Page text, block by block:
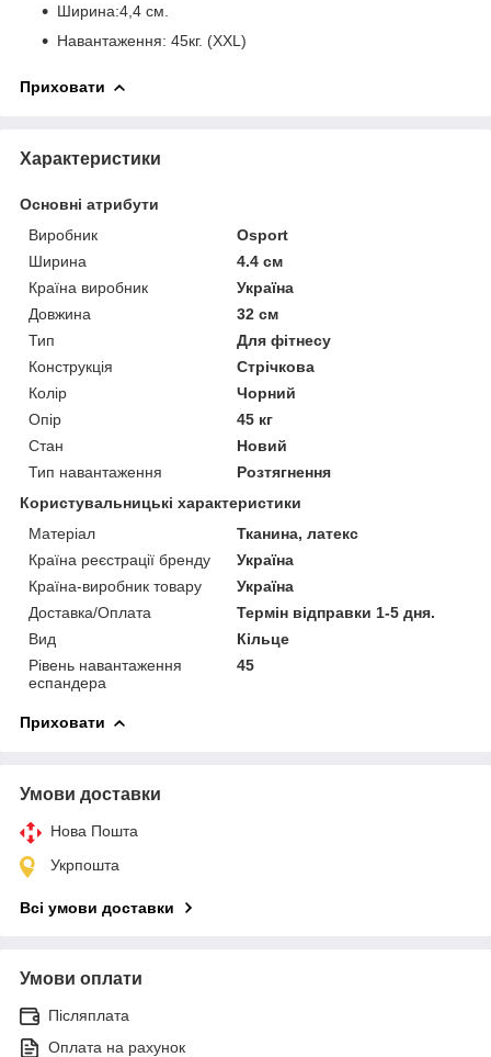
Ширина:4,4 см.
Навантаження: 45кг. (XXL)
Приховати
Характеристики
Основні атрибути
Виробник
Osport
Ширина
4.4 см
Країна виробник
Україна
Довжина
32 см
Тип
Для фітнесу
Конструкція
Стрічкова
Колір
Чорний
Опір
45 кг
Стан
Новий
Тип навантаження
Розтягнення
Користувальницькі характеристики
Матеріал
Тканина, латекс
Країна реєстрації бренду
Україна
Країна-виробник товару
Україна
Доставка/Оплата
Термін відправки 1-5 дня.
Вид
Кільце
Рівень навантаження
еспандера
45
Приховати
Умови доставки
Нова Пошта
Укрпошта
Всі умови доставки
Умови оплати
Післяплата
Оплата на рахунок